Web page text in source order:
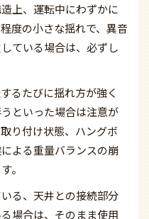
上、運転中にわずかに
度の小さな揺れで、異音
ている場合は、必ずし
るたびに揺れ方が強く
といった場合は注意が
り付け状態、ハングボ
よる重量バランスの崩
。
る、天井との接続部分
場合は、そのまま使用